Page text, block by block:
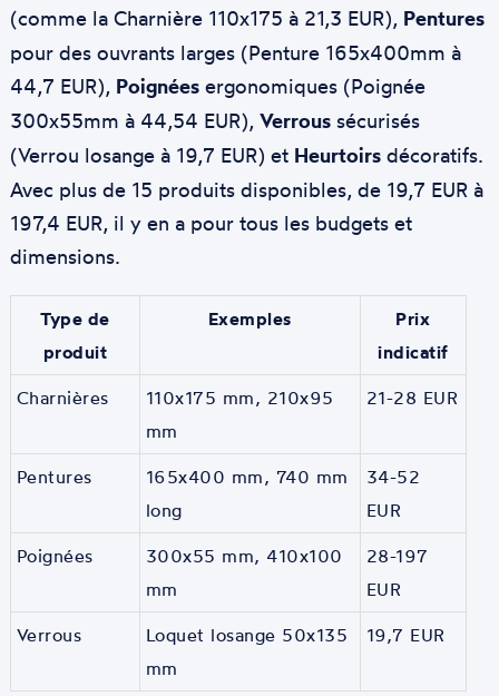
(comme la Charnière 110x175 à 21,3 EUR), Pentures
pour des ouvrants larges (Penture 165x400mm à
44,7 EUR), Poignéesergonomiques (Poignée
300x55mm à 44,54 EUR), Verroussécurisés
(Verrou losange à 19,7 EUR) et Heurtoirsdécoratifs.
Avec plus de 15 produits disponibles, de 19,7 EUR à
197,4 EUR, il y en a pour tous les budgets et
dimensions.
Type de
produit
Exemples
Prix
indicatif
Charnières
110x175 mm, 210x95
mm
21-28 EUR
Pentures
165x400 mm, 740 mm
long
34-52
EUR
Poignées
300x55 mm, 410x100
mm
28-197
EUR
Verrous
Loquet losange 50x135
mm
19,7 EUR